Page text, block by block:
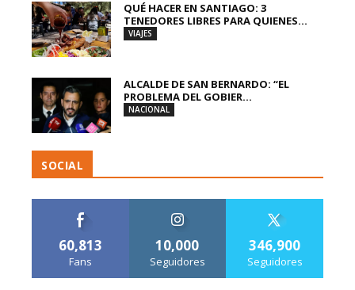
QUÉ HACER EN SANTIAGO: 3
TENEDORES LIBRES PARA QUIENES...
VIAJES
ALCALDE DE SAN BERNARDO: “EL
PROBLEMA DEL GOBIER...
NACIONAL
SOCIAL
60,813
Fans
10,000
Seguidores
346,900
Seguidores